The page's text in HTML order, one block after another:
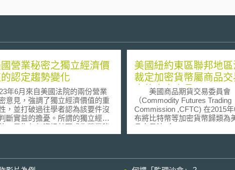
營業秘密之獨立經濟價
認定趨勢變化
年6月來自美國法院的兩份營業
意見，強調了獨立經濟價值的重
，並打破過往學者認為該要件沒
斷實益的擔憂。所謂的獨立經濟
，是指任何資訊若要成為營業秘
所需具備源自其保密狀態的經濟
美國紐約東區聯邦地
裁定加密貨幣屬商品交
中的大宗商品
美國商品期貨交易委員會
（Commodity Futures Trading
Commission ,CFTC) 在2015
布將比特幣等加密貨幣歸類為
品交易法（Commodity
,CEA）中的大宗商品